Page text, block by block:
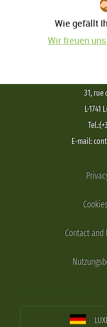
Wie gefällt
Wir freuen
31, rue
L-1741
E-mail:
Contact and